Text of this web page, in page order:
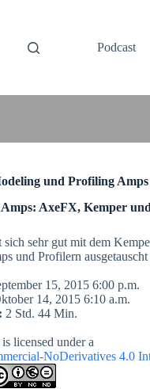
Podcast
und Profiling Amps
AxeFX, Kemper
sehr gut mit dem
und Profilern
15, 2015 6:00 p.m.
14, 2015 6:10 a.m.
2 Std. 44 Min.
licensed under a
NoDerivatives 4.0